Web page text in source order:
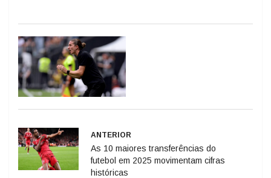
ANTERIOR
As 10 maiores transferências do
futebol em 2025 movimentam cifras
históricas